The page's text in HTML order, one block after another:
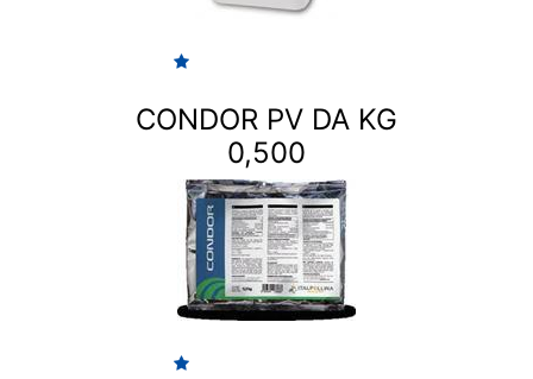
CONDOR PV DA KG
0,500